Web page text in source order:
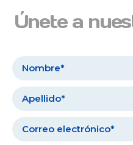
Únete a